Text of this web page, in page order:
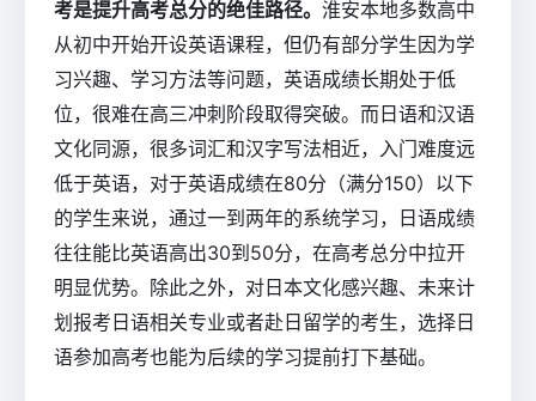
考是提升高考总分的绝佳路径。 淮安本地多数高中
从初中开始开设英语课程，但仍有部分学生因为学
习兴趣、学习方法等问题，英语成绩长期处于低
位，很难在高三冲刺阶段取得突破。而日语和汉语
文化同源，很多词汇和汉字写法相近，入门难度远
低于英语，对于英语成绩在80分（满分150）以下
的学生来说，通过一到两年的系统学习，日语成绩
往往能比英语高出30到50分，在高考总分中拉开
明显优势。除此之外，对日本文化感兴趣、未来计
划报考日语相关专业或者赴日留学的考生，选择日
语参加高考也能为后续的学习提前打下基础。